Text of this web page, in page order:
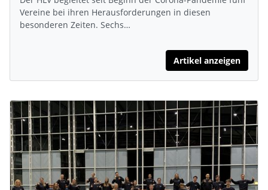
Vereine bei ihren Herausforderungen in diesen
besonderen Zeiten. Sechs…
Artikel anzeigen